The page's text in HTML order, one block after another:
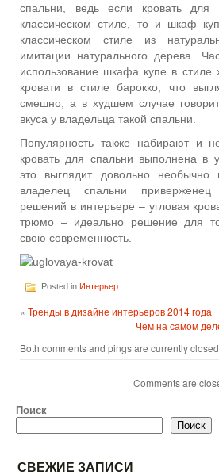
спальни, ведь если кровать для
классическом стиле, то и шкаф
классическом стиле из
имитации натурального дерева.
использование шкафа купе в стиле
кровати в стиле барокко, что
смешно, а в худшем случае говорит
вкуса у владельца такой спальни.
Популярность также набирают и
кровать для спальни выполнена в
это выглядит довольно
владелец спальни
решений в интерьере – угловая
трюмо – идеально решение для
свою современность.
Posted in Интерьер
« Тренды в дизайне интерьеров 2014 года
Чем на самом
Both comments and pings are currently
Comments are
Поиск
Поиск
СВЕЖИЕ ЗАПИСИ